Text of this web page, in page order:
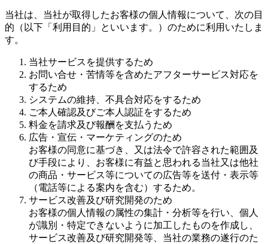
当社は、当社が取得したお客様の個人情報について、次の目
的（以下「利用目的」といいます。）のために利用いたしま
す。
当社サービスを提供するため
お問い合せ・苦情等を含めたアフターサービス対応を
するため
システムの維持、不具合対応をするため
ご本人確認及びご本人認証をするため
料金を請求及び報酬を支払うため
広告・宣伝・マーケティングのため
お客様の同意に基づき、又は法令で許容された範囲及
び手段により、お客様に有益と思われる当社又は他社
の商品・サービス等についての広告等を送付・表示等
（電話等による案内を含む）するため。
サービス改善及び研究開発のため
お客様の個人情報の属性の集計・分析等を行い、個人
が識別・特定できないように加工したものを作成し、
サービス改善及び研究開発等、当社の業務の遂行のた